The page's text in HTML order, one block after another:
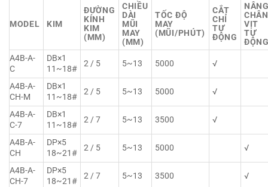
MODEL KIM
ĐƯỜNG
KÍNH
KIM
(MM)
CHIỀU
DÀI
MŨI
MAY
(MM)
TỐC ĐỘ
MAY
(MŨI/PHÚT)
CẮT
CHỈ
TỰ
ĐỘNG
CHÂN
VỊT
TỰ
A4B-A-
C
DB×1
11~18#
2 / 5 5~13 5000 √
A4B-A-
CH-M
DB×1
11~18#
2 / 5 5~13 5000 √
A4B-A-
C-7
DB×1
11~18#
2 / 7 5~13 3500 √
A4B-A-
CH
DP×5
18~21#
2 / 5 5~13 5000 √
A4B-A-
CH-7
DP×5
18~21#
2 / 7 5~13 3500 √